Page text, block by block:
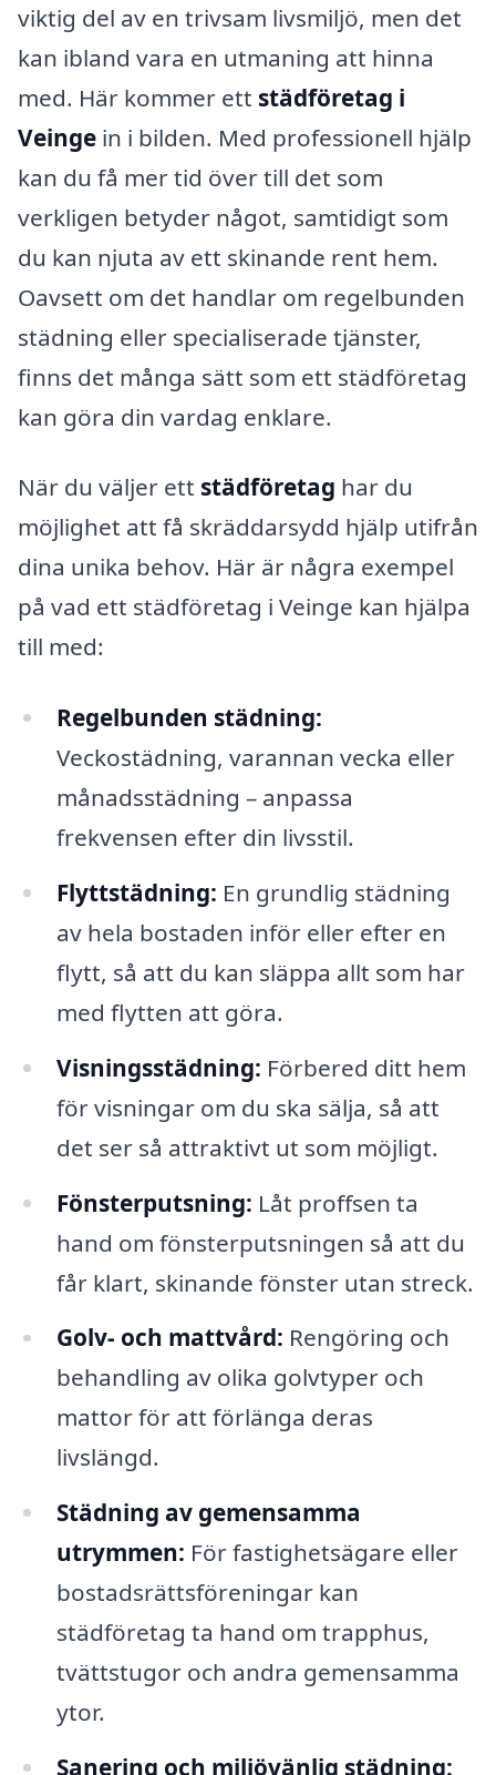
viktig del av en trivsam livsmiljö, men det
kan ibland vara en utmaning att hinna
med. Här kommer ett städföretag i
Veinge in i bilden. Med professionell hjälp
kan du få mer tid över till det som
verkligen betyder något, samtidigt som
du kan njuta av ett skinande rent hem.
Oavsett om det handlar om regelbunden
städning eller specialiserade tjänster,
finns det många sätt som ett städföretag
kan göra din vardag enklare.
När du väljer ett städföretag har du
möjlighet att få skräddarsydd hjälp utifrån
dina unika behov. Här är några exempel
på vad ett städföretag i Veinge kan hjälpa
till med:
Regelbunden städning:
Veckostädning, varannan vecka eller
månadsstädning – anpassa
frekvensen efter din livsstil.
Flyttstädning: En grundlig städning
av hela bostaden inför eller efter en
flytt, så att du kan släppa allt som har
med flytten att göra.
Visningsstädning: Förbered ditt hem
för visningar om du ska sälja, så att
det ser så attraktivt ut som möjligt.
Fönsterputsning: Låt proffsen ta
hand om fönsterputsningen så att du
får klart, skinande fönster utan streck.
Golv- och mattvård: Rengöring och
behandling av olika golvtyper och
mattor för att förlänga deras
livslängd.
Städning av gemensamma
utrymmen: För fastighetsägare eller
bostadsrättsföreningar kan
städföretag ta hand om trapphus,
tvättstugor och andra gemensamma
ytor.
Sanering och miljövänlig städning: